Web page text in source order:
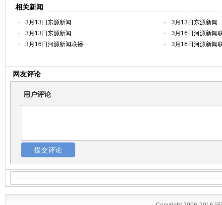
相关新闻
3月13日东源新闻
3月13日东源新闻
3月13日东源新闻
3月16日河源新闻
3月16日河源新闻联播
3月16日河源新闻
网友评论
用户评论